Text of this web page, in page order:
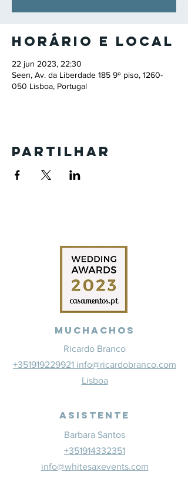
Horário e local
22 jun 2023, 22:30
Seen, Av. da Liberdade 185 9º piso, 1260-
050 Lisboa, Portugal
Partilhar
Muchachos
Ricardo Branco
+351919229921 info@ricardobranco.com
Lisboa
Asistente
Barbara Santos
+351914332351
info@whitesaxevents.com